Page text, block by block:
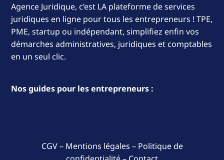
Agence Juridique, c’est LA plateforme de services
juridiques en ligne pour tous les entrepreneurs ! TPE,
PME, startup ou indépendant, simplifiez enfin vos
démarches administratives, juridiques et comptables
en un seul clic.
Nos guides pour les entrepreneurs :
CGV– Mentions légales – Politique de